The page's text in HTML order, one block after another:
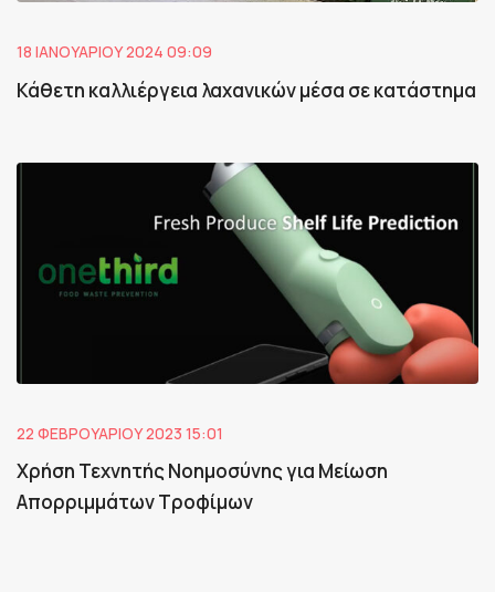
18 ΙΑΝΟΥΑΡΊΟΥ 2024 09:09
Κάθετη καλλιέργεια λαχανικών μέσα σε κατάστημα
22 ΦΕΒΡΟΥΑΡΊΟΥ 2023 15:01
Χρήση Τεχνητής Νοημοσύνης για Μείωση
Απορριμμάτων Τροφίμων